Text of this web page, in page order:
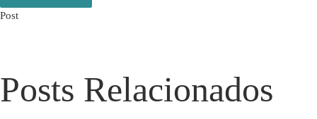
Post
Posts Relacionados